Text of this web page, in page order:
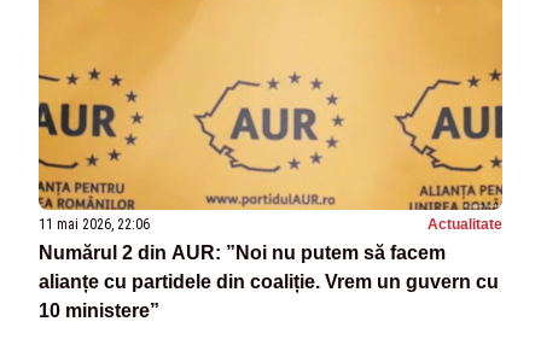
11 mai 2026, 22:06 Actualitate
Numărul 2 din AUR: ”Noi nu putem să facem
alianțe cu partidele din coaliție. Vrem un guvern cu
10 ministere”